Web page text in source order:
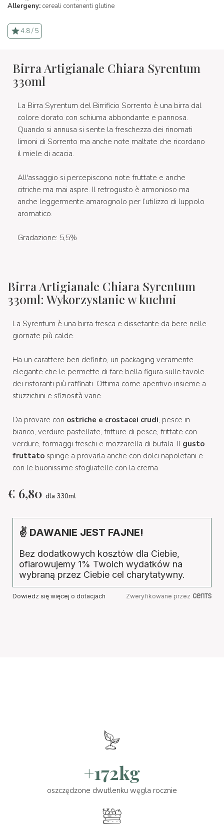
Allergeny: cereali contenenti glutine
4.8 / 5
Birra Artigianale Chiara Syrentum
330ml
La Birra Syrentum del Birrificio Sorrento è una birra dal
colore dorato con schiuma abbondante e pannosa.
Quando si annusa si sente la freschezza dei rinomati
limoni di Sorrento ma anche note maltate che ricordano
il miele di acacia.
All'assaggio si percepiscono note fruttate e anche
citriche ma mai aspre. Il retrogusto è armonioso ma
anche leggermente amarognolo per l’utilizzo di luppolo
aromatico.
Gradazione: 5,5%
Birra Artigianale Chiara Syrentum
330ml: Wykorzystanie w kuchni
La Syrentum è una birra fresca e dissetante da bere nelle
giornate più calde.
Ha un carattere ben definito, un packaging veramente
elegante che le permette di fare bella figura sulle tavole
dei ristoranti più raffinati. Ottima come aperitivo insieme a
stuzzichini e sfiziosità varie.
Da provare con ostriche e crostacei crudi, pesce in
bianco, verdure pastellate, fritture di pesce, frittate con
verdure, formaggi freschi e mozzarella di bufala. Il gusto
fruttato spinge a provarla anche con dolci napoletani e
con le buonissime sfogliatelle con la crema.
€ 6,80 dla 330ml
✌ DAWANIE JEST FAJNE!
Bez dodatkowych kosztów dla Ciebie,
ofiarowujemy 1% Twoich wydatków na
wybraną przez Ciebie cel charytatywny.
Dowiedz się więcej o dotacjach Zweryfikowane przez
+172kg
oszczędzone dwutlenku węgla rocznie